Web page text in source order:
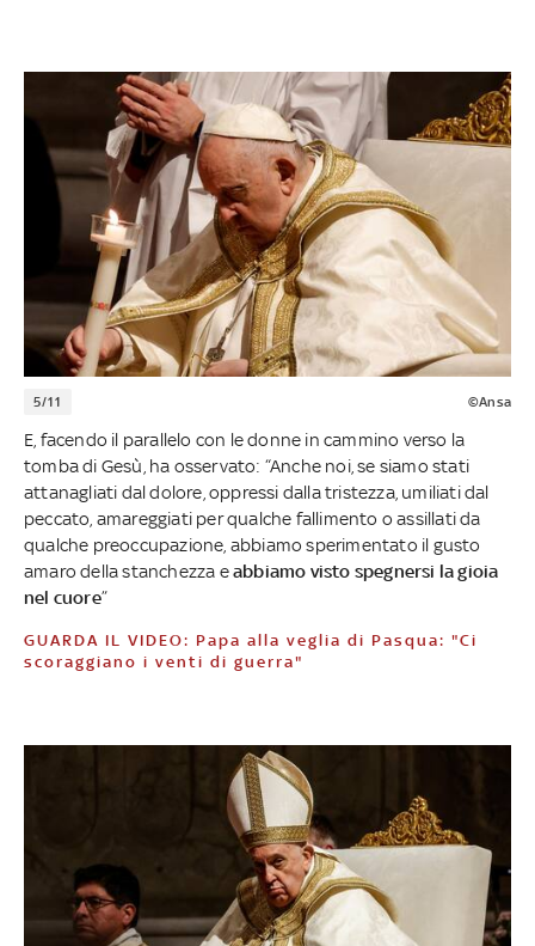
5/11 ©Ansa
E, facendo il parallelo con le donne in cammino verso la
tomba di Gesù, ha osservato: “Anche noi, se siamo stati
attanagliati dal dolore, oppressi dalla tristezza, umiliati dal
peccato, amareggiati per qualche fallimento o assillati da
qualche preoccupazione, abbiamo sperimentato il gusto
amaro della stanchezza eabbiamo visto spegnersi la gioia
nel cuore”
GUARDA IL VIDEO: Papa alla veglia di Pasqua: "Ci
scoraggiano i venti di guerra"